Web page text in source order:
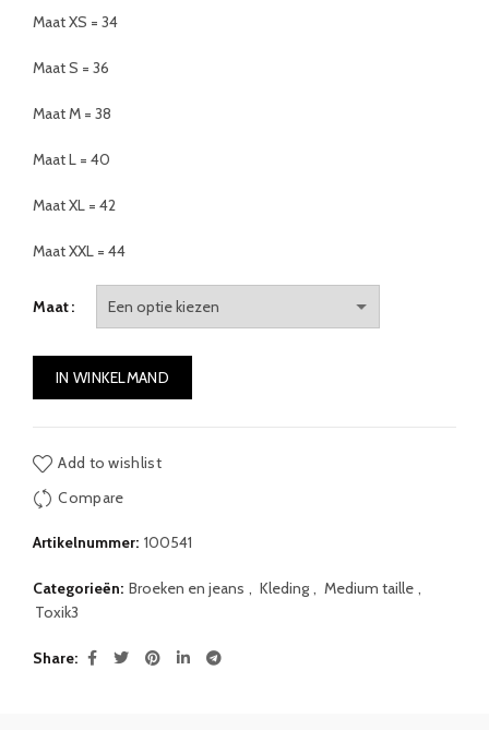
Maat XS = 34
Maat S = 36
Maat M = 38
Maat L = 40
Maat XL = 42
Maat XXL = 44
Maat
IN WINKELMAND
Add to wishlist
Compare
Artikelnummer: 100541
Categorieën: Broeken en jeans , Kleding , Medium taille ,
Toxik3
Share